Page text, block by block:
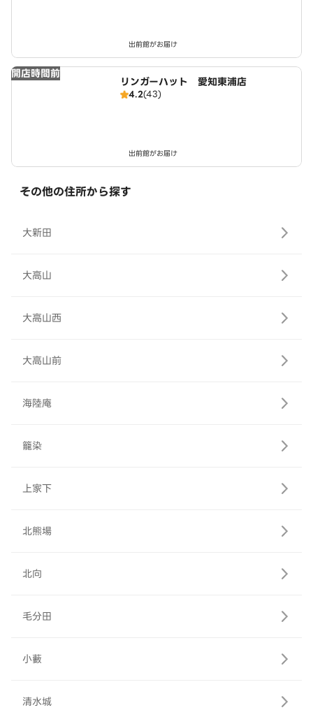
出前館がお届け
開店時間前
リンガーハット 愛知東浦店
4.2(43)
出前館がお届け
その他の住所から探す
大新田
大高山
大高山西
大高山前
海陸庵
籠染
上家下
北熊場
北向
毛分田
小藪
清水城